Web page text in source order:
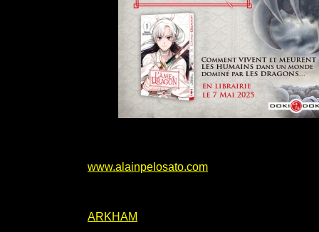
www.alainpelosato.com
ARKHAM